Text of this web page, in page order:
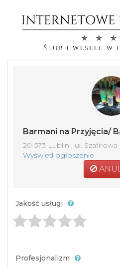
Barmani na Przyjęcia/
20-573 Lublin , ul. Szafirowa
Wyświetl ogłoszenie
Jakość usługi
Profesjonalizm